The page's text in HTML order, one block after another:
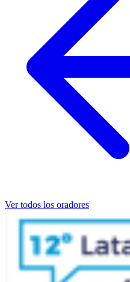
Ver todos los oradores